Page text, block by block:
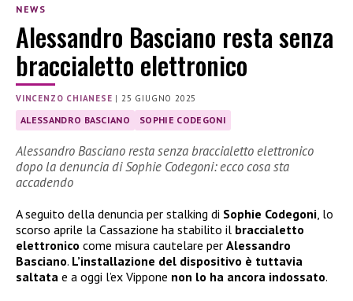
NEWS
Alessandro Basciano resta senza
braccialetto elettronico
VINCENZO CHIANESE | 25 GIUGNO 2025
ALESSANDRO BASCIANO SOPHIE CODEGONI
Alessandro Basciano resta senza braccialetto elettronico
dopo la denuncia di Sophie Codegoni: ecco cosa sta
accadendo
A seguito della denuncia per stalking di Sophie Codegoni, lo
scorso aprile la Cassazione ha stabilito il braccialetto
elettronico come misura cautelare per Alessandro
Basciano. L’installazione del dispositivo è tuttavia
saltata e a oggi l’ex Vippone non lo ha ancora indossato.